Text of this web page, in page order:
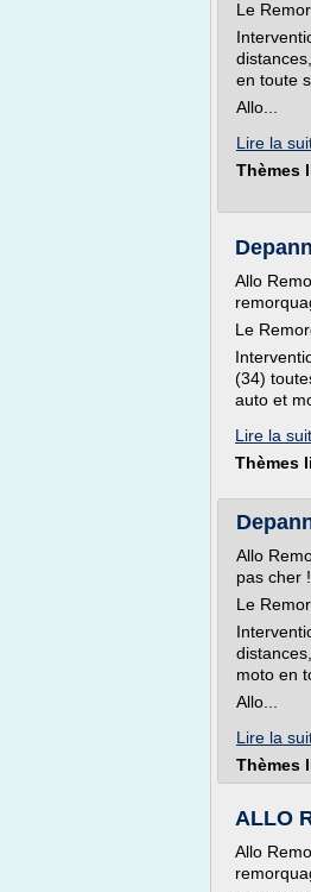
Le
en toute
Allo...
Lire la
Thèmes
Allo
Le
(34)
auto et
Lire la
Thèmes
Allo
pas cher !
Le
moto en
Allo...
Lire la
Thèmes
ALLO
Allo